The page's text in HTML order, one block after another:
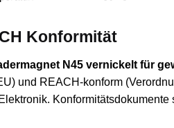
Konformität
N45 vernickelt für
und REACH-konform